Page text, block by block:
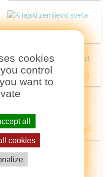
Kitajski zemljevid sveta
Mesta na Kitajskem zemljevid
Podroben zemljevid Kitajske
cookies
control
want to
all
cookies